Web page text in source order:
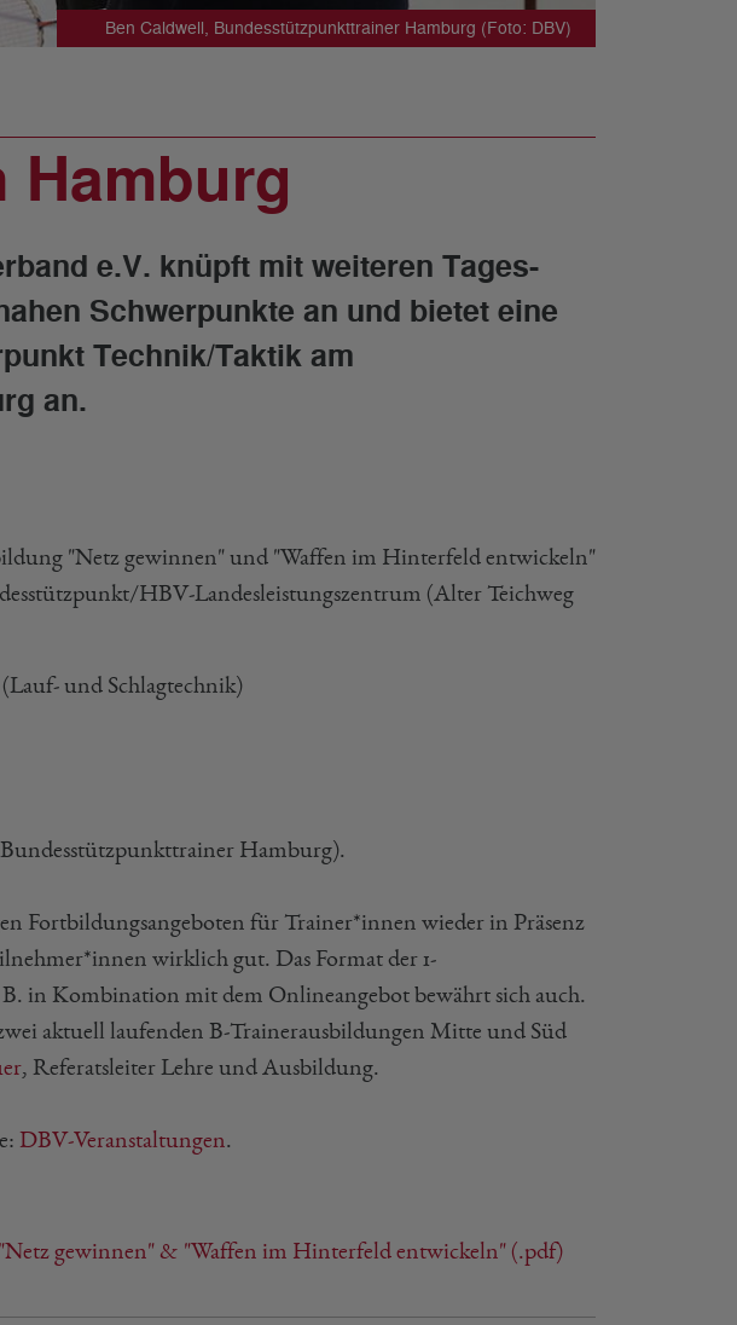
Ben Caldwell, Bundesstützpunkttrainer Hamburg (Foto: DBV)
e.V. knüpft mit weiteren Tages-
Schwerpunkte an und bietet eine
Technik/Taktik am
an.
"Netz gewinnen" und "Waffen im Hinterfeld entwickeln"
HBV-Landesleistungszentrum (Alter Teichweg
und Schlagtechnik)
Hamburg).
Fortbildungsangeboten für Trainer*innen wieder in Präsenz
wirklich gut. Das Format der 1-
in Kombination mit dem Onlineangebot bewährt sich auch.
aktuell laufenden B-Trainerausbildungen Mitte und Süd
, Referatsleiter Lehre und Ausbildung.
DBV-Veranstaltungen.
gewinnen" & "Waffen im Hinterfeld entwickeln" (.pdf)